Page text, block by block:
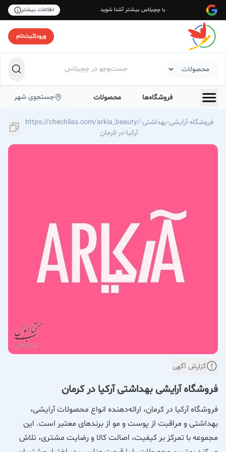
با چچیلاس بیشتر آشنا شوید اطلاعات بیشتر
ورود|ثبت‌نام
فروشگاه‌ها محصولات جستجوی شهر
https://chechilas.com/arkia_beauty/فروشگاه-آرایشی-بهداشتی-
آرکیا-در-کرمان
گزارش آگهی
فروشگاه آرایشی بهداشتی آرکیا در کرمان
فروشگاه آرکیا در کرمان، ارائه‌دهنده انواع محصولات آرایشی،
بهداشتی و مراقبت از پوست و مو از برندهای معتبر است. این
مجموعه با تمرکز بر کیفیت، اصالت کالا و رضایت مشتری، تلاش